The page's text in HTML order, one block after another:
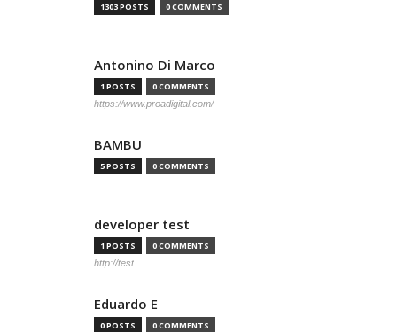
1303 POSTS 0 COMMENTS
Antonino Di Marco
1 POSTS 0 COMMENTS
https://www.proadigital.com/
BAMBU
5 POSTS 0 COMMENTS
developer test
1 POSTS 0 COMMENTS
http://test
Eduardo E
0 POSTS 0 COMMENTS